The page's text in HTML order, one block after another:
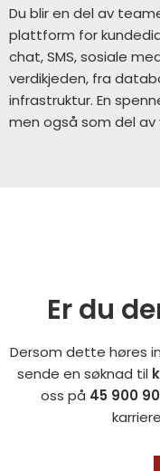
Du blir en del av
plattform for
chat, SMS, sosiale
verdikjeden, fra
infrastruktur. En
men også som del av
Er du
Dersom dette høres
sende en søknad til
oss på 45 900